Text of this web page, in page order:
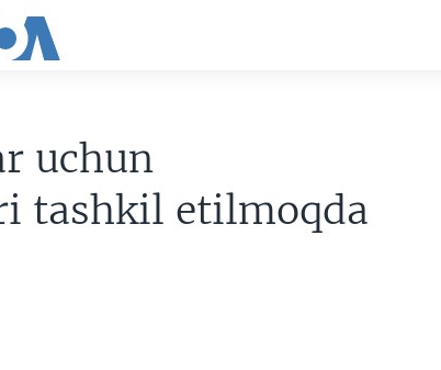
uchun
tashkil etilmoqda